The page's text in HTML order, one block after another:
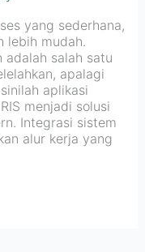
yang sederhana,
lebih mudah.
adalah salah satu
apalagi
aplikasi
menjadi solusi
Integrasi sistem
alur kerja yang